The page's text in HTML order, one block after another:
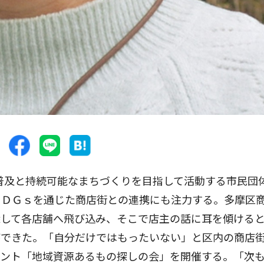
と持続可能なまちづくりを目指して活動する市民団
Ｇｓを通じた商店街との連携にも注力する。多摩区
て各店舗へ飛び込み、そこで店主の話に耳を傾ける
きた。「自分だけではもったいない」と区内の商店
ト「地域資源あるもの探しの会」を開催する。「次